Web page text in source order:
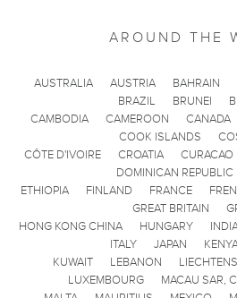
AROUND THE
AUSTRALIA AUSTRIA BAHRAIN
BRAZIL
BRUNEI
CAMBODIA
CAMEROON CANADA
COOK ISLANDS
CÔTE D'IVOIRE
CROATIA CURACAO
DOMINICAN REPUBLIC
ETHIOPIA
FINLAND FRANCE
GREAT BRITAIN
HONG KONG CHINA
HUNGARY
ITALY
JAPAN
KUWAIT
LEBANON
LUXEMBOURG
MACAU SAR,